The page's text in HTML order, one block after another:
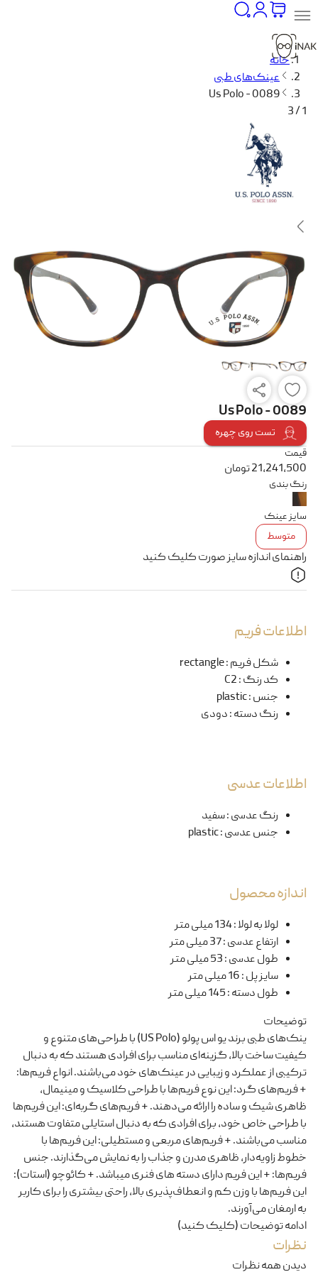
خانه
عینک‌های طبی
Us Polo - 0089
1 / 3
Us Polo - 0089
تست روی چهره
قیمت
21,241,500تومان
رنگ بندی
سایز عینک
متوسط
راهنمای اندازه سایز صورت کلیک کنید
اطلاعات فریم
شکل فریم:
rectangle
کد رنگ:
C2
جنس:
plastic
رنگ دسته:دودی
اطلاعات عدسی
رنگ عدسی:سفید
جنس عدسی:
plastic
اندازه محصول
لولا به لولا:134 میلی متر
ارتفاع عدسی:37 میلی متر
طول عدسی:53 میلی متر
سایز پل:16 میلی متر
طول دسته:145 میلی متر
توضیحات
ینک‌های طبی برند یو اس پولو (US Polo) با طراحی‌های متنوع و
کیفیت ساخت بالا، گزینه‌ای مناسب برای افرادی هستند که به دنبال
ترکیبی از عملکرد و زیبایی در عینک‌های خود می‌باشند. انواع فریم‌ها:
+ فریم‌های گرد: این نوع فریم‌ها با طراحی کلاسیک و مینیمال،
ظاهری شیک و ساده را ارائه می‌دهند. + فریم‌های گربه‌ای: این فریم‌ها
با طراحی خاص خود، برای افرادی که به دنبال استایلی متفاوت هستند،
مناسب می‌باشند. + فریم‌های مربعی و مستطیلی: این فریم‌ها با
خطوط زاویه‌دار، ظاهری مدرن و جذاب را به نمایش می‌گذارند. جنس
فریم‌ها: + این فریم دارای دسته های فنری میباشد. + کائوچو (استات):
این فریم‌ها با وزن کم و انعطاف‌پذیری بالا، راحتی بیشتری را برای کاربر
به ارمغان می‌آورند.
ادامه توضیحات (کلیک کنید)
نظرات
دیدن همه نظرات